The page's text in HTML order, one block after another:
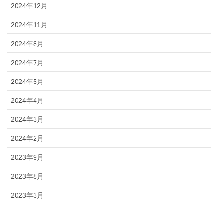
2024年12月
2024年11月
2024年8月
2024年7月
2024年5月
2024年4月
2024年3月
2024年2月
2023年9月
2023年8月
2023年3月